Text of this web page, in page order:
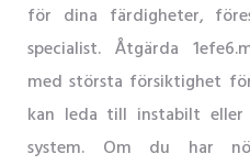
för dina färdigheter,
specialist. Åtgärda
med största försiktighet
kan leda till instabilt eller
system. Om du har